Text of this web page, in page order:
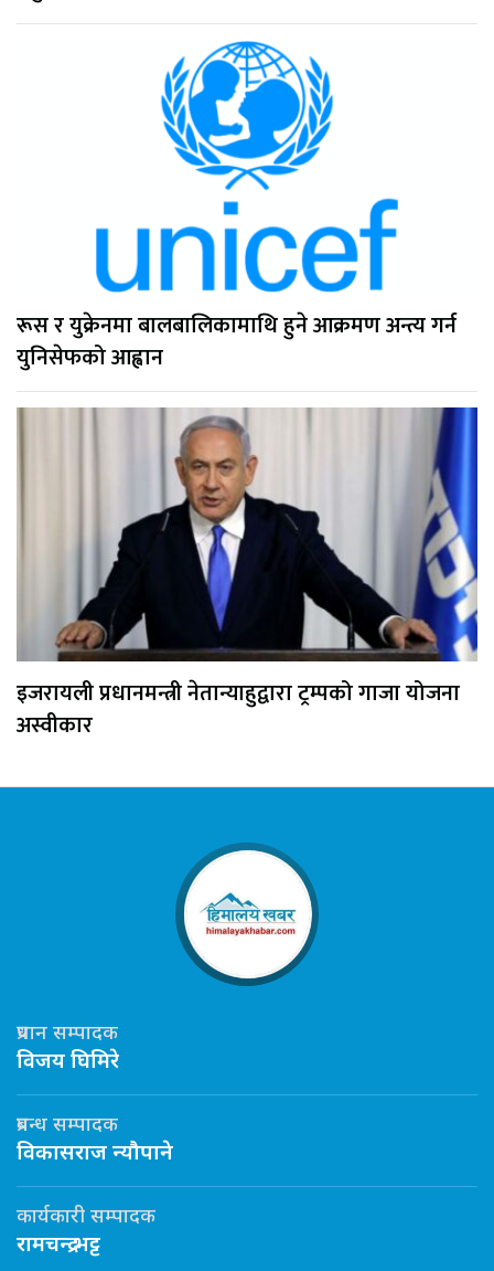
रूस र युक्रेनमा बालबालिकामाथि हुने आक्रमण अन्त्य गर्न
युनिसेफको आह्वान
इजरायली प्रधानमन्त्री नेतान्याहुद्वारा ट्रम्पको गाजा योजना
अस्वीकार
प्रधान सम्पादक
विजय घिमिरे
प्रबन्ध सम्पादक
विकासराज न्यौपाने
कार्यकारी सम्पादक
रामचन्द्र भट्ट